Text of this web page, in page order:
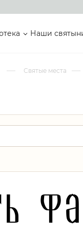
Наши
Святые места